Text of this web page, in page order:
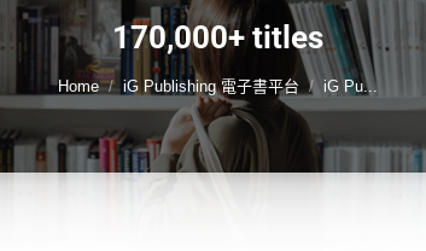
170,000+ titles
You are here:
Home iG Publishing 電子書平台 iG Pu...